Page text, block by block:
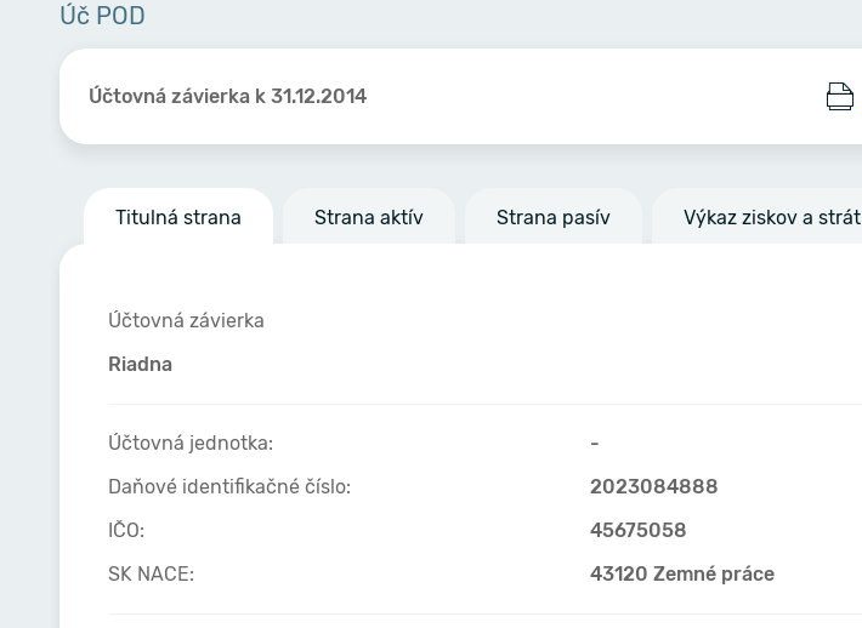
Úč POD
Účtovná závierka k 31.12.2014
Titulná strana Strana aktív Strana pasív Výkaz ziskov a strát
Účtovná závierka
Riadna
Účtovná jednotka:
-
Daňové identifikačné číslo:
2023084888
IČO:
45675058
SK NACE:
43120 Zemné práce